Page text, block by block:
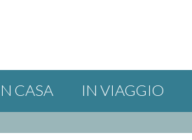
CASA IN VIAGGIO